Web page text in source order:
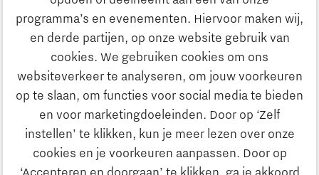
programma’s en evenementen. Hiervoor maken wij,
en derde partijen, op onze website gebruik van
cookies. We gebruiken cookies om ons
websiteverkeer te analyseren, om jouw voorkeuren
op te slaan, om functies voor social media te bieden
en voor marketingdoeleinden. Door op ‘Zelf
instellen’ te klikken, kun je meer lezen over onze
cookies en je voorkeuren aanpassen. Door op
Ontdek Brainport
Innovatie
Ondernemen
Onderwijs
Maatschappelijk
Strategie & Organisatie
Zoeken
Contact